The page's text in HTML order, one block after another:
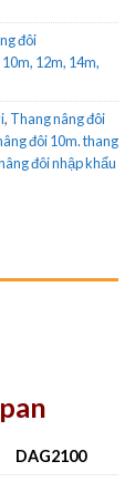
đôi
12m, 14m,
, Thang nâng đôi
đôi 10m. thang
đôi nhập khẩu
DAG2100